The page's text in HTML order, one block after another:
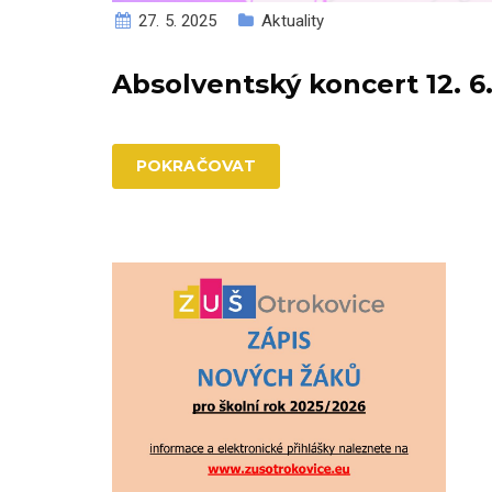
27. 5. 2025 Aktuality
Absolventský koncert 12. 6.
POKRAČOVAT